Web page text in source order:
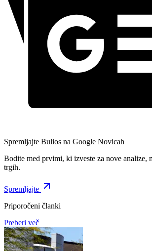
Spremljajte Bulios na Google Novicah
Bodite med prvimi, ki izveste za nove analize,
trgih.
Spremljajte
Priporočeni članki
Preberi več